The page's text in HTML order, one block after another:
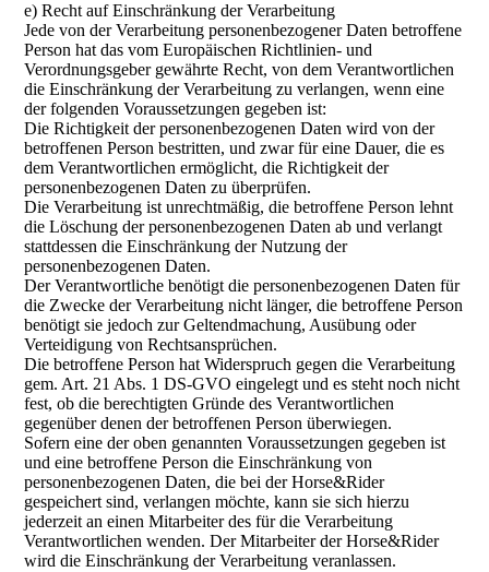
e) Recht auf Einschränkung der Verarbeitung
Jede von der Verarbeitung personenbezogener Daten betroffene
Person hat das vom Europäischen Richtlinien- und
Verordnungsgeber gewährte Recht, von dem Verantwortlichen
die Einschränkung der Verarbeitung zu verlangen, wenn eine
der folgenden Voraussetzungen gegeben ist:
Die Richtigkeit der personenbezogenen Daten wird von der
betroffenen Person bestritten, und zwar für eine Dauer, die es
dem Verantwortlichen ermöglicht, die Richtigkeit der
personenbezogenen Daten zu überprüfen.
Die Verarbeitung ist unrechtmäßig, die betroffene Person lehnt
die Löschung der personenbezogenen Daten ab und verlangt
stattdessen die Einschränkung der Nutzung der
personenbezogenen Daten.
Der Verantwortliche benötigt die personenbezogenen Daten für
die Zwecke der Verarbeitung nicht länger, die betroffene Person
benötigt sie jedoch zur Geltendmachung, Ausübung oder
Verteidigung von Rechtsansprüchen.
Die betroffene Person hat Widerspruch gegen die Verarbeitung
gem. Art. 21 Abs. 1 DS-GVO eingelegt und es steht noch nicht
fest, ob die berechtigten Gründe des Verantwortlichen
gegenüber denen der betroffenen Person überwiegen.
Sofern eine der oben genannten Voraussetzungen gegeben ist
und eine betroffene Person die Einschränkung von
personenbezogenen Daten, die bei der Horse&Rider
gespeichert sind, verlangen möchte, kann sie sich hierzu
jederzeit an einen Mitarbeiter des für die Verarbeitung
Verantwortlichen wenden. Der Mitarbeiter der Horse&Rider
wird die Einschränkung der Verarbeitung veranlassen.